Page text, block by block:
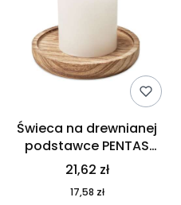
Świeca na drewnianej
podstawce PENTAS
MO6282-40
21,62 zł
17,58 zł